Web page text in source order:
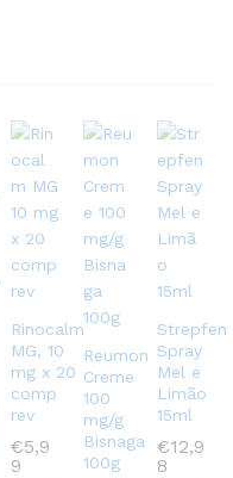
Rinocalm
MG, 10
mg x 20
comp
rev
€5,9
9
Reumon
Creme
100
mg/g
Bisnaga
100g
Strepfen
Spray
Mel e
Limão
15ml
€12,9
8